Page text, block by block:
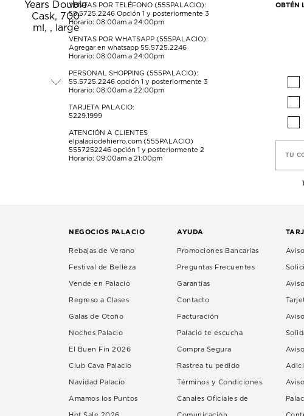
formulario
de
envío.
formulario
de
envío.
formulario
de
formulario
de
formulario
de
envío.
VENTAS POR TELÉFONO (555PALACIO):
55.5725.2246 Opción 1 y posteriormente 3
Horario: 08:00am a 24:00pm
VENTAS POR WHATSAPP (555PALACIO):
Agregar en whatsapp 55.5725.2246
Horario: 08:00am a 24:00pm
PERSONAL SHOPPING (555PALACIO):
55.5725.2246 opción 1 y posteriormente 3
Horario: 08:00am a 22:00pm
TARJETA PALACIO:
5229.1999
ATENCIÓN A CLIENTES
elpalaciodehierro.com (555PALACIO)
5557252246 opción 1 y posteriormente 2
Horario: 09:00am a 21:00pm
OBTÉN
TU
NEGOCIOS PALACIO
Rebajas de Verano
Festival de Belleza
Vende en Palacio
Regreso a Clases
Galas de Otoño
Noches Palacio
El Buen Fin 2026
Club Cava Palacio
Navidad Palacio
Amamos los Puntos
AYUDA
Promociones Bancarias
Preguntas Frecuentes
Garantías
Contacto
Facturación
Palacio te escucha
Compra Segura
Rastrea tu pedido
Términos y Condiciones
Canales Oficiales de